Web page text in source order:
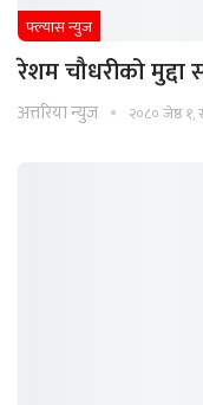
फ्ल्यास न्युज
रेशम चौधरीको मुद्दा
अत्तरिया न्युज २०८० जेष्ठ १,